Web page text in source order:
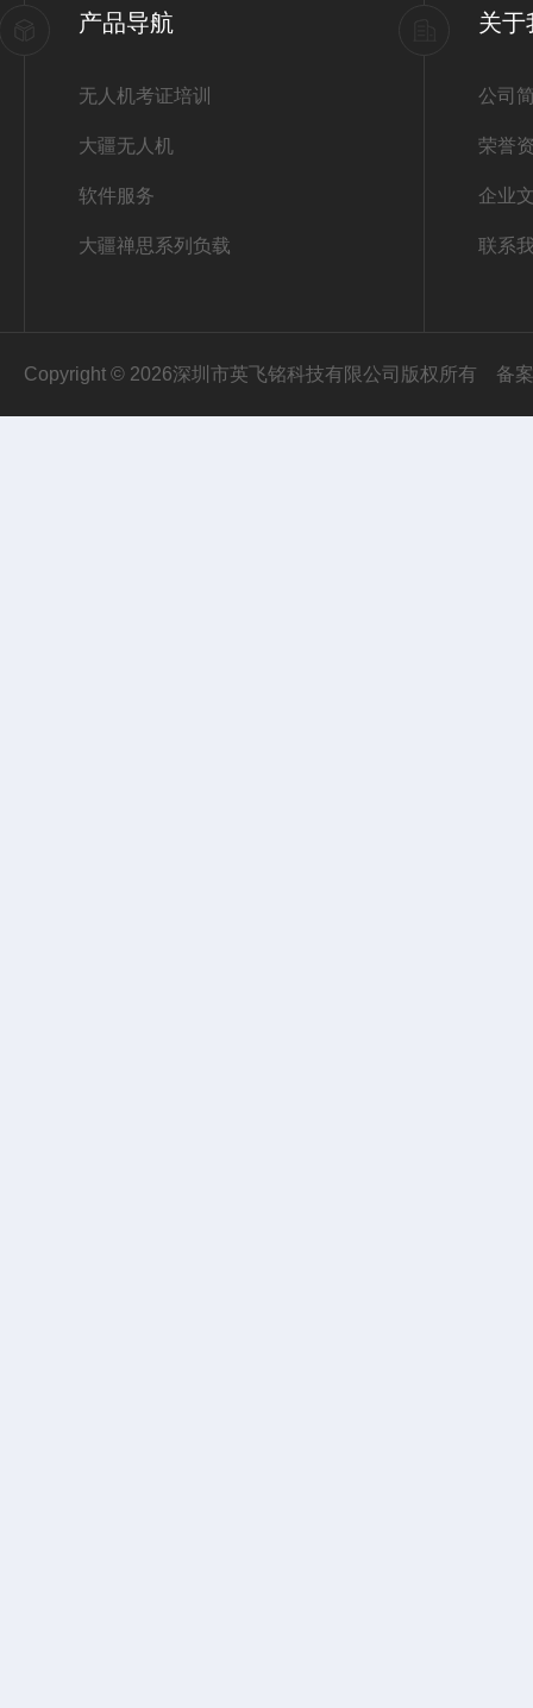
产品导航
无人机考证培训
大疆无人机
软件服务
大疆禅思系列负载
关于
公司
荣誉
企业
联系
Copyright © 2026深圳市英飞铭科技有限公司版权所有 备